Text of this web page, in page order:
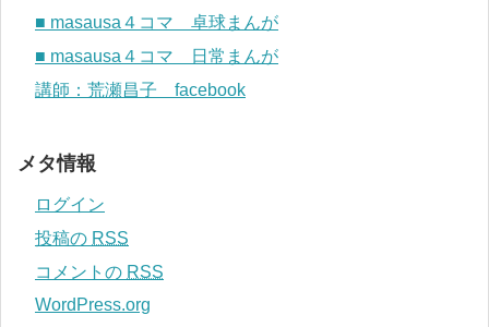
■ masausa４コマ 卓球まんが
■ masausa４コマ 日常まんが
講師：荒瀬昌子 facebook
メタ情報
ログイン
投稿の RSS
コメントの RSS
WordPress.org